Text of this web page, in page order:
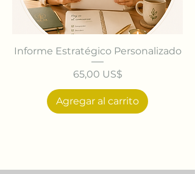
Informe Estratégico Personalizado
Precio
65,00 US$
Agregar al carrito